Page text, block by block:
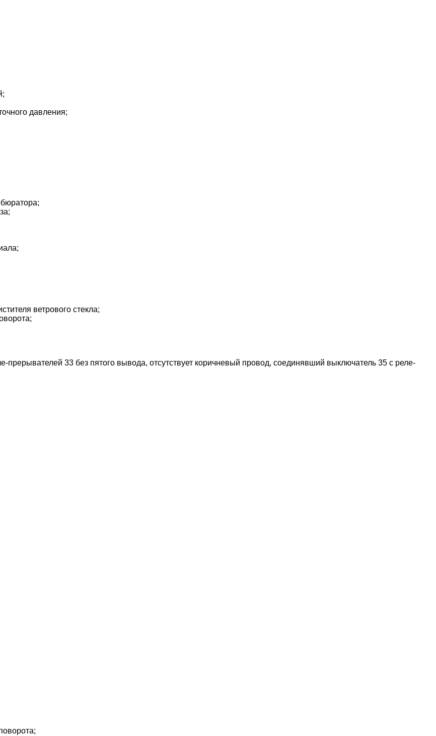
давления;
ветрового стекла;
прерывателей 33 без пятого вывода, отсутствует коричневый провод, соединявший выключатель 35 с реле-